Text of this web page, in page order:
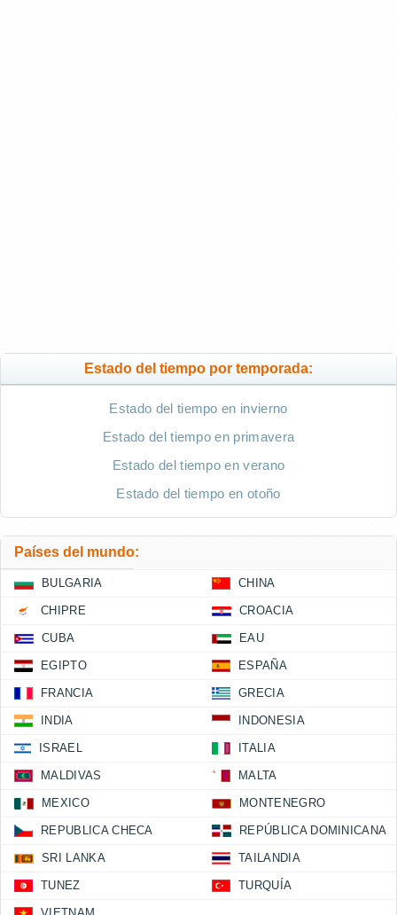
Estado del tiempo por temporada:
Estado del tiempo en invierno
Estado del tiempo en primavera
Estado del tiempo en verano
Estado del tiempo en otoño
Países del mundo:
BULGARIA CHINA
CHIPRE CROACIA
CUBA EAU
EGIPTO ESPAÑA
FRANCIA GRECIA
INDIA INDONESIA
ISRAEL ITALIA
MALDIVAS MALTA
MEXICO MONTENEGRO
REPUBLICA CHECA REPÚBLICA DOMINICANA
SRI LANKA TAILANDIA
TUNEZ TURQUÍA